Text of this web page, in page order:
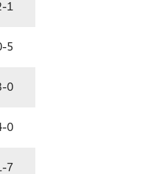
-1
-5
-0
-0
- 7